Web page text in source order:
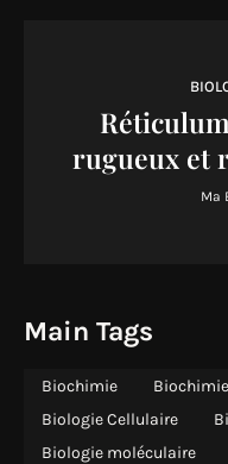
rugueux et
Ma
Main Tags
Biochimie
Biologie Cellulaire
Biologie moléculaire